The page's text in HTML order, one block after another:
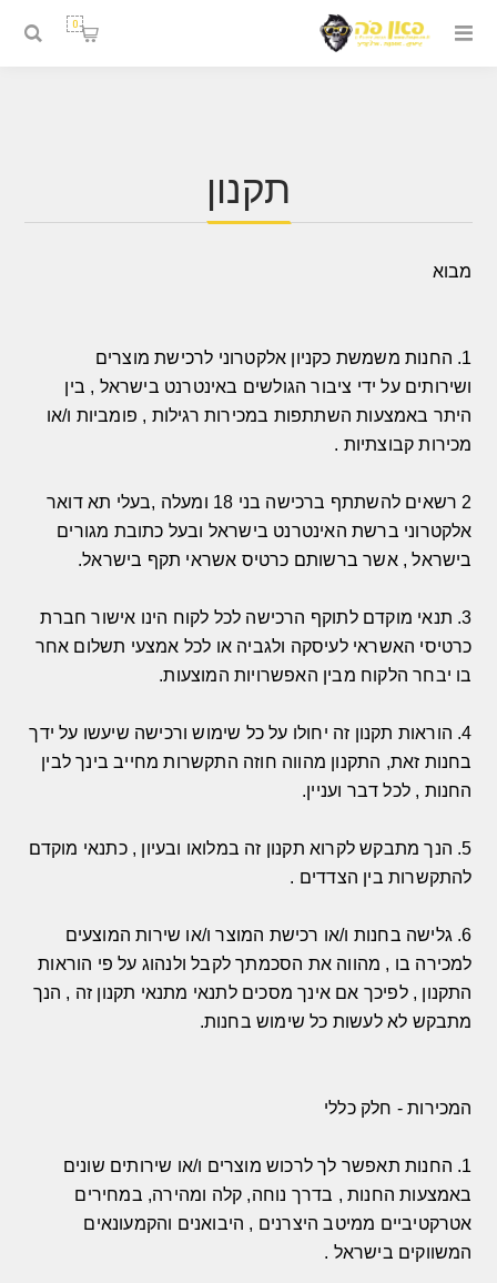
0
תקנון
מבוא
1. החנות משמשת כקניון אלקטרוני לרכישת מוצרים
ושירותים על ידי ציבור הגולשים באינטרנט בישראל , בין
היתר באמצעות השתתפות במכירות רגילות , פומביות ו/או
מכירות קבוצתיות .
2 רשאים להשתתף ברכישה בני 18 ומעלה ,בעלי תא דואר
אלקטרוני ברשת האינטרנט בישראל ובעל כתובת מגורים
בישראל ,אשר ברשותם כרטיס אשראי תקף בישראל.
3. תנאי מוקדם לתוקף הרכישה לכל לקוח הינו אישור חברת
כרטיסי האשראי לעיסקה ולגביה או לכל אמצעי תשלום אחר
בו יבחר הלקוח מבין האפשרויות המוצעות.
4. הוראות תקנון זה יחולו על כל שימוש ורכישה שיעשו על ידך
בחנות זאת, התקנון מהווה חוזה התקשרות מחייב בינך לבין
החנות ,לכל דבר ועניין.
5. הנך מתבקש לקרוא תקנון זה במלואו ובעיון ,כתנאי מוקדם
להתקשרות בין הצדדים .
6. גלישה בחנות ו/או רכישת המוצר ו/או שירות המוצעים
למכירה בו , מהווה את הסכמתך לקבל ולנהוג על פי הוראות
התקנון ,לפיכך אם אינך מסכים לתנאי מתנאי תקנון זה , הנך
מתבקש לא לעשות כל שימוש בחנות.
המכירות- חלק כללי
1. החנות תאפשר לך לרכוש מוצרים ו/או שירותים שונים
באמצעות החנות , בדרך נוחה, קלה ומהירה, במחירים
אטרקטיביים ממיטב היצרנים , היבואנים והקמעונאים
המשווקים בישראל .